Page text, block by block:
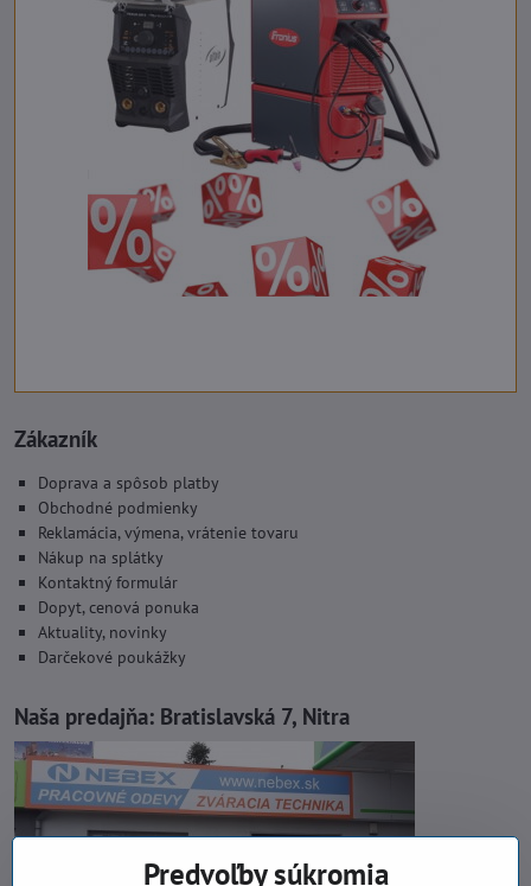
Zákazník
Doprava a spôsob platby
Obchodné podmienky
Reklamácia, výmena, vrátenie tovaru
Nákup na splátky
Kontaktný formulár
Dopyt, cenová ponuka
Aktuality, novinky
Darčekové poukážky
Naša predajňa: Bratislavská 7, Nitra
Predvoľby súkromia